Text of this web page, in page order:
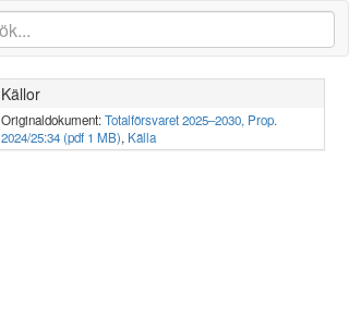
Källor
Originaldokument:Totalförsvaret 2025–2030, Prop.
2024/25:34 (pdf 1 MB), Källa